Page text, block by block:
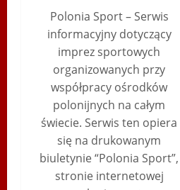
Polonia Sport – Serwis
informacyjny dotyczący
imprez sportowych
organizowanych przy
współpracy ośrodków
polonijnych na całym
świecie. Serwis ten opiera
się na drukowanym
biuletynie “Polonia Sport”,
stronie internetowej